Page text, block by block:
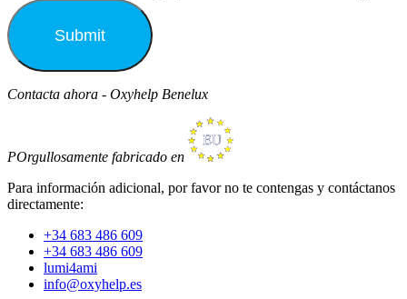
Contacta ahora - Oxyhelp Benelux
POrgullosamente fabricado en
Para información adicional, por favor no te contengas y contáctanos
directamente:
+34 683 486 609
+34 683 486 609
lumi4ami
info@oxyhelp.es